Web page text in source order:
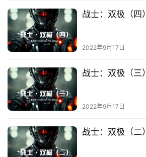
科
幻
资
讯
主
题
幻
小
说
登录
战士：双极（四）
2022年9月17日
战士：双极（三）
2022年9月17日
战士：双极（二）